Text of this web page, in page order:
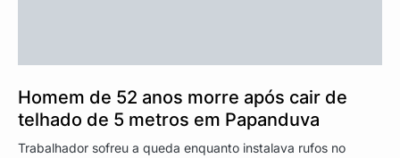
Homem de 52 anos morre após cair de
telhado de 5 metros em Papanduva
Trabalhador sofreu a queda enquanto instalava rufos no